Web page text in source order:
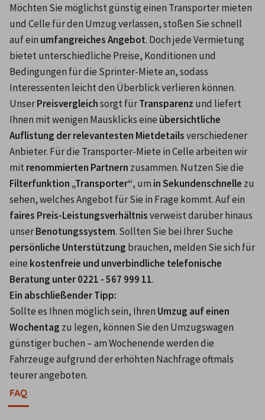
Möchten Sie möglichst günstig einen Transporter mieten
und Celle für den Umzug verlassen, stoßen Sie schnell
auf ein umfangreiches Angebot. Doch jede Vermietung
bietet unterschiedliche Preise, Konditionen und
Bedingungen für die Sprinter-Miete an, sodass
Interessenten leicht den Überblick verlieren können.
Unser Preisvergleich sorgt für Transparenz und liefert
Ihnen mit wenigen Mausklicks eine übersichtliche
Auflistung der relevantesten Mietdetails verschiedener
Anbieter. Für die Transporter-Miete in Celle arbeiten wir
mit renommierten Partnern
Filterfunktion „Transporter“, um in Sekundenschnelle zu
faires Preis-Leistungsverhältnis verweist darüber hinaus
unser Benotungssystem
persönliche Unterstützung brauchen, melden Sie sich für
eine kostenfreie und unverbindliche telefonische
Beratung unter 0221 - 567 999 11.
Ein abschließender Tipp:
Sollte es Ihnen möglich sein, Ihren Umzug auf einen
Wochentag zu legen, können Sie den Umzugswagen
günstiger buchen – am Wochenende werden die
Fahrzeuge aufgrund der erhöhten Nachfrage oftmals
teurer angeboten.
FAQ